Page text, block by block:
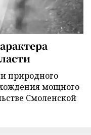
природного
мощного
Смоленской